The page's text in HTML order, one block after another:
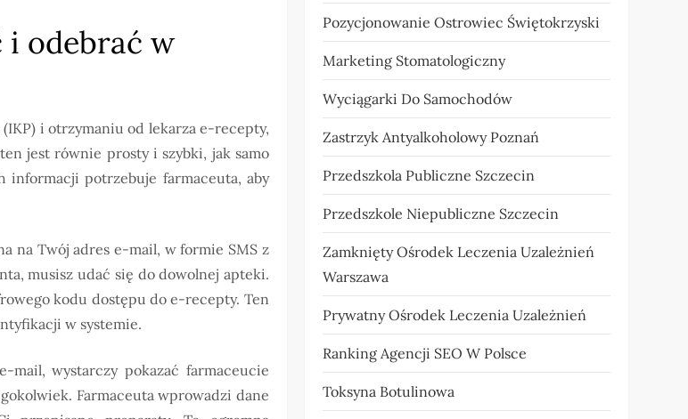
i odebrać w
i otrzymaniu od lekarza e-recepty,
jest równie prosty i szybki, jak samo
informacji potrzebuje farmaceuta, aby
na Twój adres e-mail, w formie SMS z
musisz udać się do dowolnej apteki.
kodu dostępu do e-recepty. Ten
w systemie.
mail, wystarczy pokazać farmaceucie
Farmaceuta wprowadzi dane
Pozycjonowanie Ostrowiec Świętokrzyski
Marketing Stomatologiczny
Wyciągarki Do Samochodów
Zastrzyk Antyalkoholowy Poznań
Przedszkola Publiczne Szczecin
Przedszkole Niepubliczne Szczecin
Zamknięty Ośrodek Leczenia Uzależnień
Warszawa
Prywatny Ośrodek Leczenia Uzależnień
Ranking Agencji SEO W Polsce
Toksyna Botulinowa